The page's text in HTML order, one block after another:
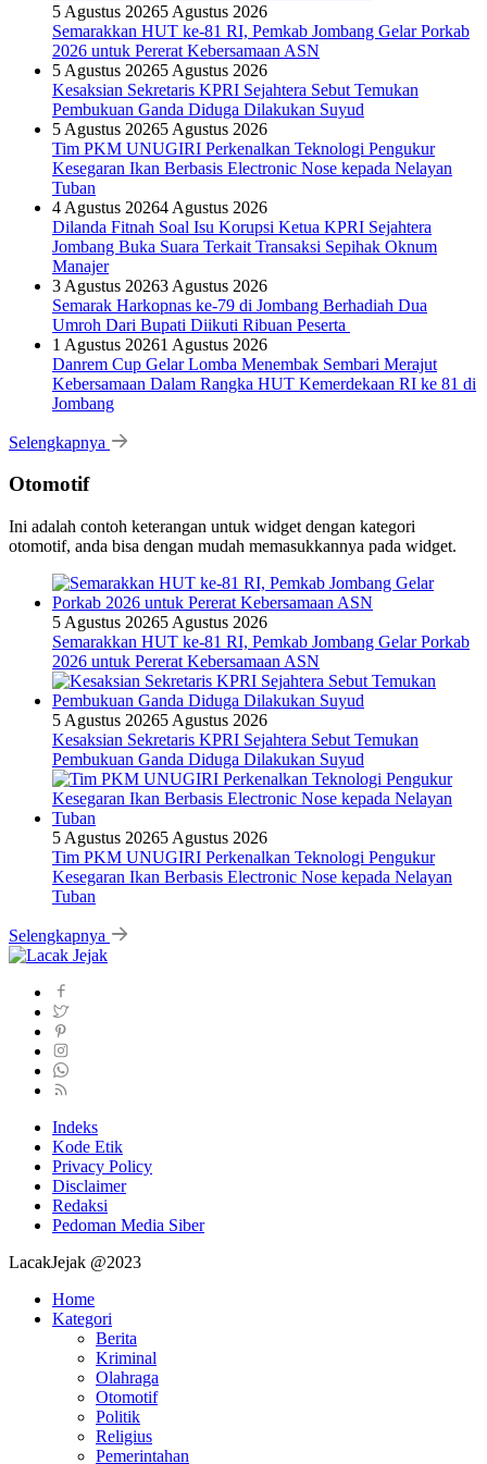
5 Agustus 20265 Agustus 2026
Semarakkan HUT ke-81 RI, Pemkab Jombang Gelar Porkab
2026 untuk Pererat Kebersamaan ASN
5 Agustus 20265 Agustus 2026
Kesaksian Sekretaris KPRI Sejahtera Sebut Temukan
Pembukuan Ganda Diduga Dilakukan Suyud
5 Agustus 20265 Agustus 2026
Tim PKM UNUGIRI Perkenalkan Teknologi Pengukur
Kesegaran Ikan Berbasis Electronic Nose kepada Nelayan
Tuban
4 Agustus 20264 Agustus 2026
Dilanda Fitnah Soal Isu Korupsi Ketua KPRI Sejahtera
Jombang Buka Suara Terkait Transaksi Sepihak Oknum
Manajer
3 Agustus 20263 Agustus 2026
Semarak Harkopnas ke-79 di Jombang Berhadiah Dua
Umroh Dari Bupati Diikuti Ribuan Peserta
1 Agustus 20261 Agustus 2026
Danrem Cup Gelar Lomba Menembak Sembari Merajut
Kebersamaan Dalam Rangka HUT Kemerdekaan RI ke 81 di
Jombang
Selengkapnya
Otomotif
Ini adalah contoh keterangan untuk widget dengan kategori
otomotif, anda bisa dengan mudah memasukkannya pada widget.
5 Agustus 20265 Agustus 2026
Semarakkan HUT ke-81 RI, Pemkab Jombang Gelar Porkab
2026 untuk Pererat Kebersamaan ASN
5 Agustus 20265 Agustus 2026
Kesaksian Sekretaris KPRI Sejahtera Sebut Temukan
Pembukuan Ganda Diduga Dilakukan Suyud
5 Agustus 20265 Agustus 2026
Tim PKM UNUGIRI Perkenalkan Teknologi Pengukur
Kesegaran Ikan Berbasis Electronic Nose kepada Nelayan
Tuban
Selengkapnya
Indeks
Kode Etik
Privacy Policy
Disclaimer
Redaksi
Pedoman Media Siber
LacakJejak @2023
Home
Kategori
Berita
Kriminal
Olahraga
Otomotif
Politik
Religius
Pemerintahan